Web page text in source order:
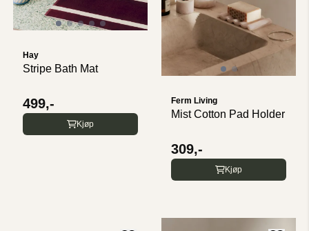
Hay
Stripe Bath Mat
499,-
Kjøp
Ferm Living
Mist Cotton Pad Holder
309,-
Kjøp